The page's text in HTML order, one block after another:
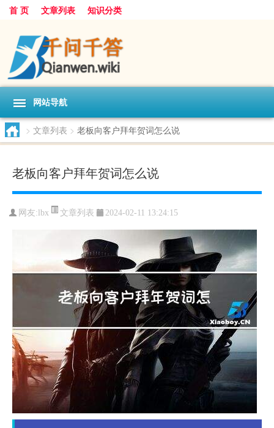
首 页 文章列表 知识分类
网站导航
> 文章列表 > 老板向客户拜年贺词怎么说
老板向客户拜年贺词怎么说
网友: lbx 文章列表 2024-02-11 13:24:15